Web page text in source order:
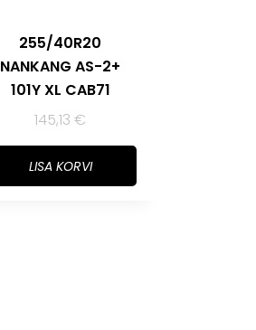
255/40R20
NANKANG AS-2+
101Y XL CAB71
145,13€
LISA KORVI